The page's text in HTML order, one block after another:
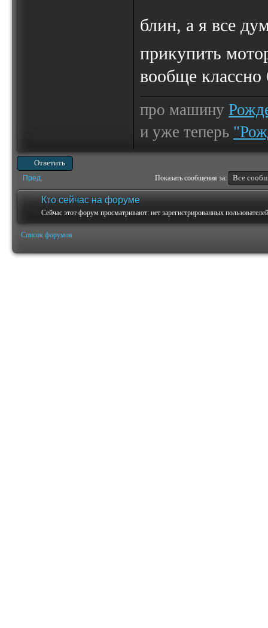
блин, а я все
прикупить
вообще
про машину
и уже теперь
Ответить
Пред. Показать сообщения за:
Кто сейчас на форуме
Сейчас этот форум просматривают: нет зарегистрированных
Список форумов